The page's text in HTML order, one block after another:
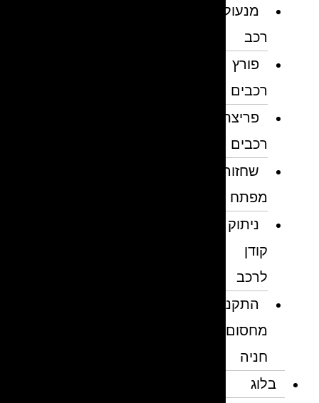
מנעולן
פורץ
רכבים
פריצת
רכבים
שחזור
מפתח
ניתוק
לרכב
התקנת
מחסום
חניה
בלוג